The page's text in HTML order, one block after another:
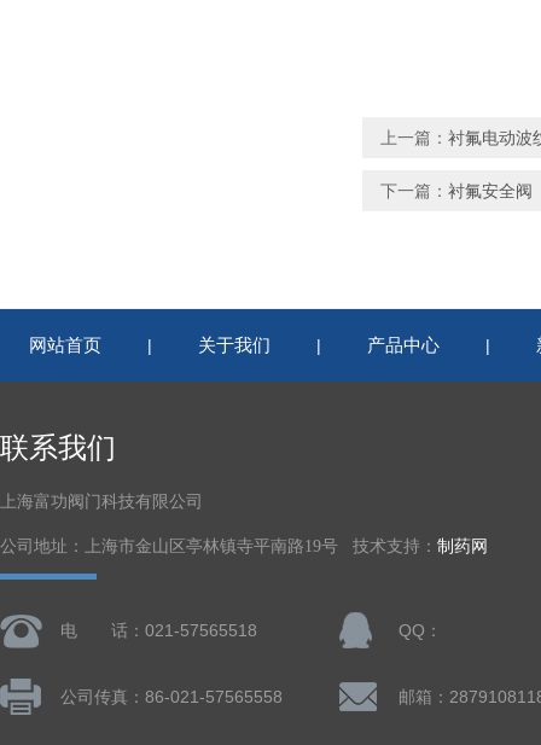
上一篇： 衬氟电动波
下一篇： 衬氟安全阀
网站首页 | 关于我们 | 产品中心 |
联系我们
上海富功阀门科技有限公司
公司地址：上海市金山区亭林镇寺平南路19号 技术支持： 制药网
电 话：021-57565518 QQ：
公司传真：86-021-57565558 邮箱：